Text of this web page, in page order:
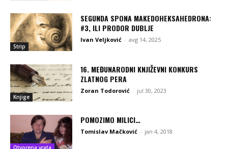
Strip
SEGUNDA SPONA MAKEDOHEKSAHEDRONA:
#3, ILI PRODOR DUBLJE
Ivan Veljković - avg 14, 2025
Knjige
16. MEĐUNARODNI KNJIŽEVNI KONKURS
ZLATNOG PERA
Zoran Todorović - jul 30, 2023
POMOZIMO MILICI…
Tomislav Mačković - jan 4, 2018